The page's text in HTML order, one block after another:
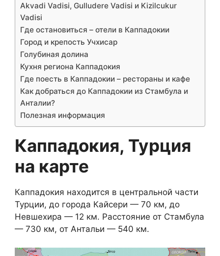
Akvadi Vadisi, Gulludere Vadisi и Kizilcukur
Vadisi
Где остановиться – отели в Каппадокии
Город и крепость Учхисар
Голубиная долина
Кухня региона Каппадокия
Где поесть в Каппадокии – рестораны и кафе
Как добраться до Каппадокии из Стамбула и
Анталии?
Полезная информация
Каппадокия, Турция
на карте
Каппадокия находится в центральной части
Турции, до города Кайсери — 70 км, до
Невшехира — 12 км. Расстояние от Стамбула
— 730 км, от Антальи — 540 км.